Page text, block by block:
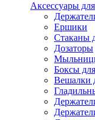
Аксессуары
Ершики
Стаканы
Дозаторы
Боксы
Вешалки